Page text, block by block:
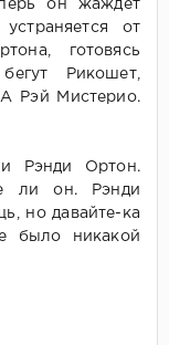
он жаждет
от
готовясь
Рикошет,
Рэй Мистерио.
и Рэнди Ортон.
ли он. Рэнди
но давайте-ка
было никакой